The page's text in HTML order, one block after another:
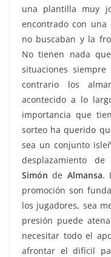
una plantilla muy
encontrado con una
no buscaban y la
No tienen nada
situaciones
contrario los
acontecido a lo
importancia que
sorteo ha querido
sea un conjunto
desplazamiento
Simón de Almansa.
promoción son
los jugadores, sea
presión puede
necesitar todo el
afrontar el difícil